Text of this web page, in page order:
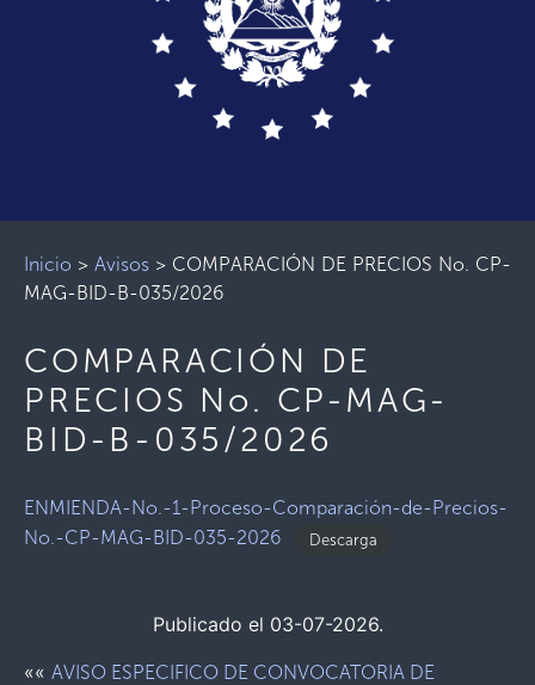
Inicio > Avisos > COMPARACIÓN DE PRECIOS No. CP-
MAG-BID-B-035/2026
COMPARACIÓN DE
PRECIOS No. CP-MAG-
BID-B-035/2026
ENMIENDA-No.-1-Proceso-Comparación-de-Precios-
No.-CP-MAG-BID-035-2026
Descarga
Publicado el 03-07-2026.
«« AVISO ESPECIFICO DE CONVOCATORIA DE